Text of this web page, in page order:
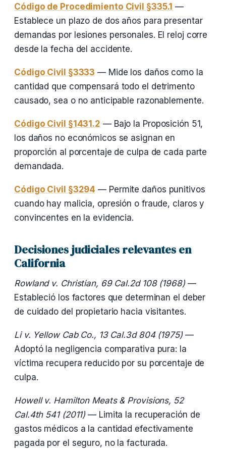
Código de Procedimiento Civil §335.1 —
Establece un plazo de dos años para presentar
demandas por lesiones personales. El reloj corre
desde la fecha del accidente.
Código Civil §3333 — Mide los daños como la
cantidad que compensará todo el detrimento
causado, sea o no anticipable razonablemente.
Código Civil §1431.2 — Bajo la Proposición 51,
los daños no económicos se asignan en
proporción al porcentaje de culpa de cada parte
demandada.
Código Civil §3294 — Permite daños punitivos
cuando hay malicia, opresión o fraude, claros y
convincentes en la evidencia.
Decisiones judiciales relevantes en
California
Rowland v. Christian, 69 Cal.2d 108 (1968)—
Estableció los factores que determinan el deber
de cuidado del propietario hacia visitantes.
Li v. Yellow Cab Co., 13 Cal.3d 804 (1975)—
Adoptó la negligencia comparativa pura: la
víctima recupera reducido por su porcentaje de
culpa.
Howell v. Hamilton Meats & Provisions, 52
Cal.4th 541 (2011) — Limita la recuperación de
gastos médicos a la cantidad efectivamente
pagada por el seguro, no la facturada.